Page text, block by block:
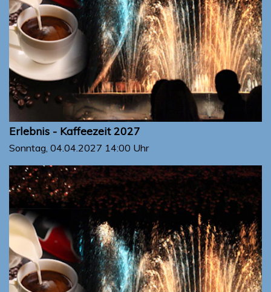
Erlebnis - Kaffeezeit 2027
Sonntag, 04.04.2027 14:00 Uhr